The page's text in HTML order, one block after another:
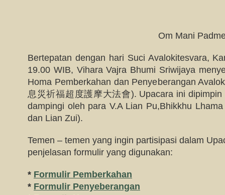
Om Mani
Bertepatan dengan hari Suci Avalokitesvara,
19.00 WIB, Vihara Vajra Bhumi Sriwijaya
Homa Pemberkahan dan Penyeberangan
息災祈福超度護摩大法會). Upacara ini dipimpin
dampingi oleh para V.A Lian Pu,Bhikkhu
dan Lian Zui).
Temen – temen yang ingin partisipasi dalam
penjelasan formulir yang digunakan:
* Formulir Pemberkahan
* Formulir Penyeberangan